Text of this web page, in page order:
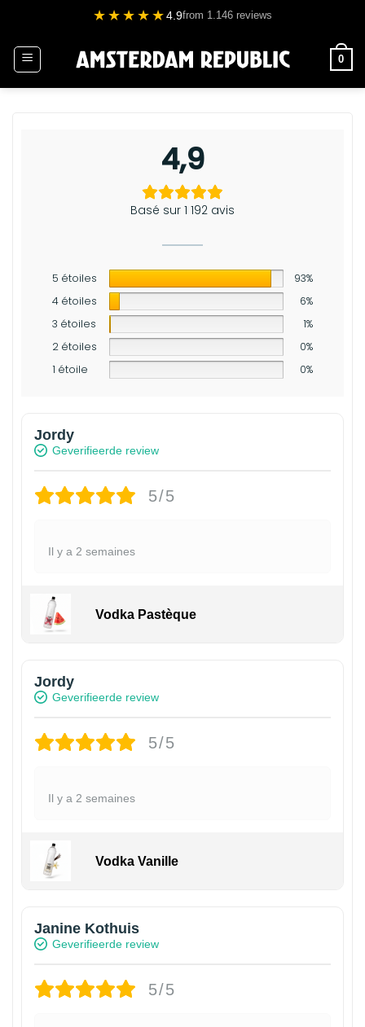
contenu
★★★★★4.9from 1.146 reviews
0
4,9
Basé sur 1 192 avis
5 étoiles
93%
4 étoiles
6%
3 étoiles
1%
2 étoiles
0%
1 étoile
0%
Jordy
Geverifieerde review
5/5
Il y a 2 semaines
Vodka Pastèque
Jordy
Geverifieerde review
5/5
Il y a 2 semaines
Vodka Vanille
Janine Kothuis
Geverifieerde review
5/5